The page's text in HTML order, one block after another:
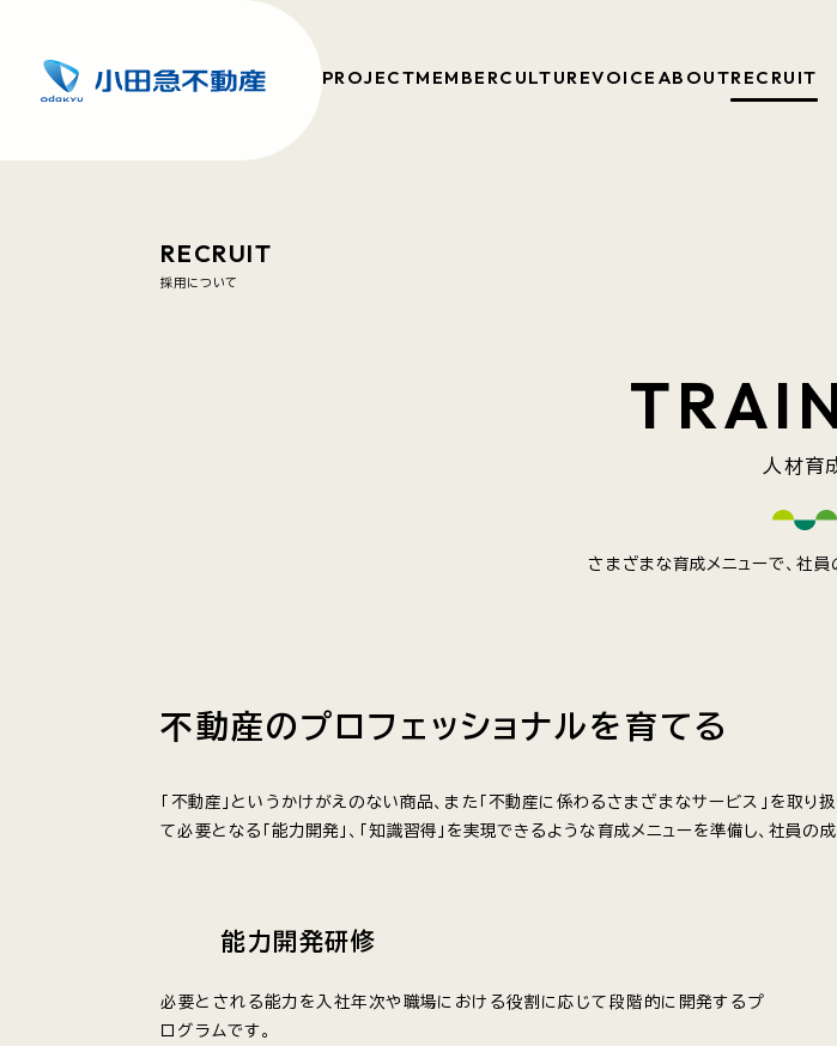
PROJECTMEMBERCULTUREVOICE ABOUTRECRUIT
RECRUIT
採用について
TRAI
人材育
さまざまな育成メニューで、社員
不動産のプロフェッショナルを育てる
「不動産」というかけがえのない商品、また「不動産に係わるさまざまなサービス」を取
て必要となる「能力開発」、「知識習得」を実現できるような育成メニューを準備し、社員の
能力開発研修
必要とされる能力を入社年次や職場における役割に応じて段階的に開発するプ
ログラムです。